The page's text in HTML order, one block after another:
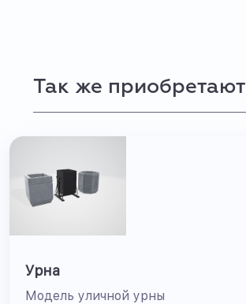
Так же приобретают
Урна
Модель уличной урны